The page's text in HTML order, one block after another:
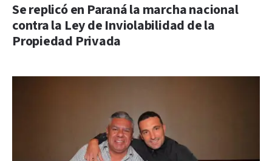
Se replicó en Paraná la marcha nacional
contra la Ley de Inviolabilidad de la
Propiedad Privada